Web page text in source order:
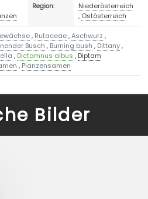
Region:
Niederösterreich
, Ostösterreich
, Rutaceae,Aschwurz ,
Busch , Burning bush , Dittany,
, Dictamnus albus , Diptam
, Planzensamen
Bilder